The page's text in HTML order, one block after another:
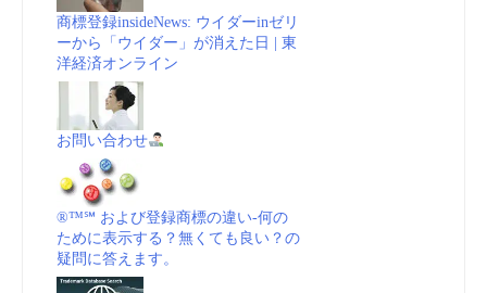
商標登録insideNews: ウイダーinゼリ
ーから「ウイダー」が消えた日 | 東
洋経済オンライン
お問い合わせ
®™℠ および登録商標の違い-何の
ために表示する？無くても良い？の
疑問に答えます。